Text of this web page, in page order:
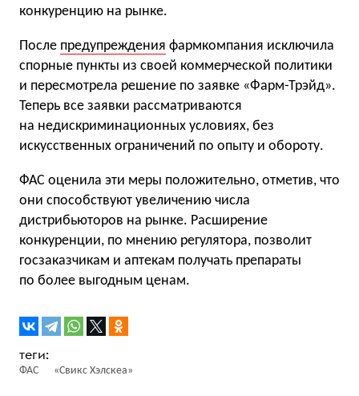
конкуренцию на рынке.
После предупреждения фармкомпания исключила
спорные пункты из своей коммерческой политики
и пересмотрела решение по заявке «Фарм-Трэйд».
Теперь все заявки рассматриваются
на недискриминационных условиях, без
искусственных ограничений по опыту и обороту.
ФАС оценила эти меры положительно, отметив, что
они способствуют увеличению числа
дистрибьюторов на рынке. Расширение
конкуренции, по мнению регулятора, позволит
госзаказчикам и аптекам получать препараты
по более выгодным ценам.
ФАС «Свикс Хэлскеа»